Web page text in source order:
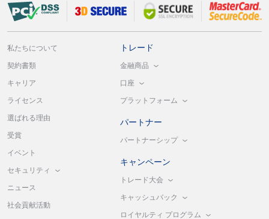
私たちについて
契約書類
キャリア
ライセンス
選ばれる理由
受賞
イベント
セキュリティ
ニュース
社会貢献活動
トレード
金融商品
口座
プラットフォーム
パートナー
パートナーシップ
キャンペーン
トレード大会
キャッシュバック
ロイヤルティ プログラム